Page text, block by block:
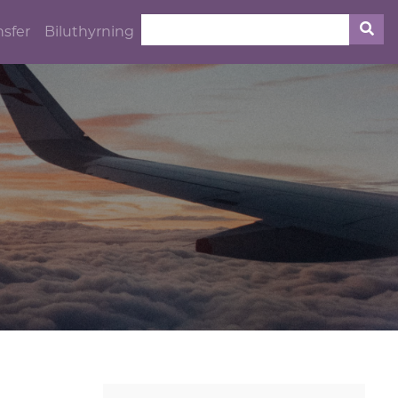
Biluthyrning